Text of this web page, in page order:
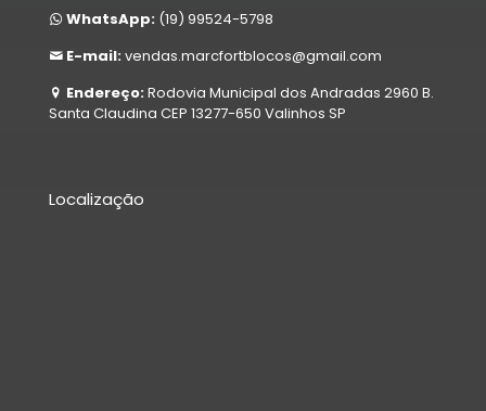
WhatsApp: (19) 99524-5798
E-mail: vendas.marcfortblocos@gmail.com
Endereço: Rodovia Municipal dos Andradas 2960 B.
Santa Claudina CEP 13277-650 Valinhos SP
Localização